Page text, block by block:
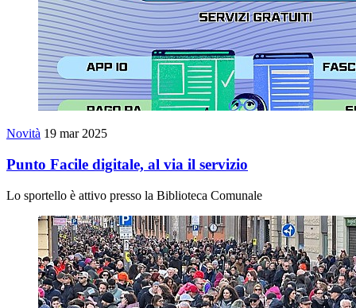
Novità 19 mar 2025
Punto Facile digitale, al via il servizio
Lo sportello è attivo presso la Biblioteca Comunale